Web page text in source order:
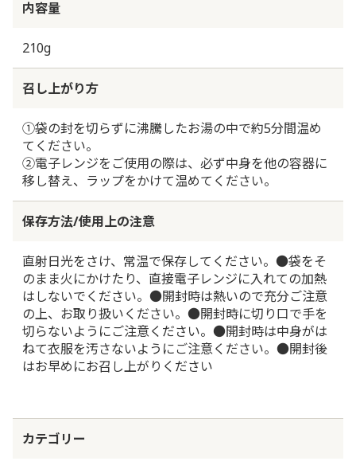
内容量
210g
召し上がり方
①袋の封を切らずに沸騰したお湯の中で約5分間温め
てください。
②電子レンジをご使用の際は、必ず中身を他の容器に
移し替え、ラップをかけて温めてください。
保存方法/使用上の注意
直射日光をさけ、常温で保存してください。●袋をそ
のまま火にかけたり、直接電子レンジに入れての加熱
はしないでください。●開封時は熱いので充分ご注意
の上、お取り扱いください。●開封時に切り口で手を
切らないようにご注意ください。●開封時は中身がは
ねて衣服を汚さないようにご注意ください。●開封後
はお早めにお召し上がりください
カテゴリー